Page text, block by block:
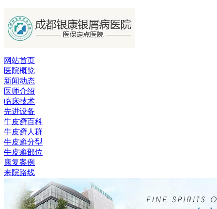
网站首页
医院概览
新闻动态
医师介绍
临床技术
先进设备
牛皮癣百科
牛皮癣人群
牛皮癣分型
牛皮癣部位
康复案例
来院路线